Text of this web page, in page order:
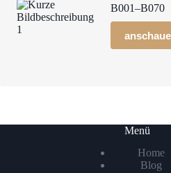
B001–B070
Menü
Home
Blog